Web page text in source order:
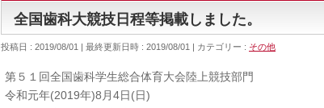
全国歯科大競技日程等掲載しました。
投稿日 : 2019/08/01 最終更新日時 : 2019/08/01 カテゴリー : その他
第５１回全国歯科学生総合体育大会陸上競技部門
令和元年(2019年)8月4日(日)